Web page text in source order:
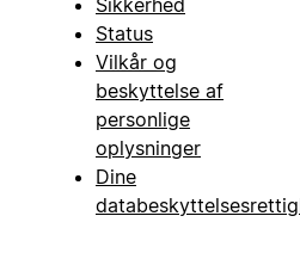
Sikkerhed
Status
Vilkår og
beskyttelse af
personlige
oplysninger
Dine